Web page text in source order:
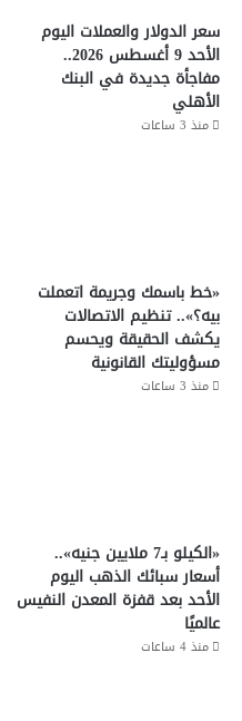
سعر الدولار والعملات اليوم
الأحد 9 أغسطس 2026..
مفاجأة جديدة في البنك
الأهلي
منذ 3 ساعات
«خط باسمك وجريمة اتعملت
بيه؟».. تنظيم الاتصالات
يكشف الحقيقة ويحسم
مسؤوليتك القانونية
منذ 3 ساعات
«الكيلو بـ7 ملايين جنيه»..
أسعار سبائك الذهب اليوم
الأحد بعد قفزة المعدن النفيس
عالميًا
منذ 4 ساعات